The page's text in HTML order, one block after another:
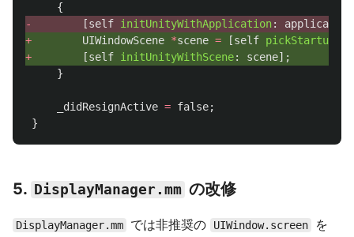
{
-
[self initUnityWithApplication:
application
+
UIWindowScene *scene = [self
+
[self initUnityWithScene: scene];
}
_didResignActive = false;
}
5. DisplayManager.mm の改修
DisplayManager.mm では非推奨の UIWindow.screen を